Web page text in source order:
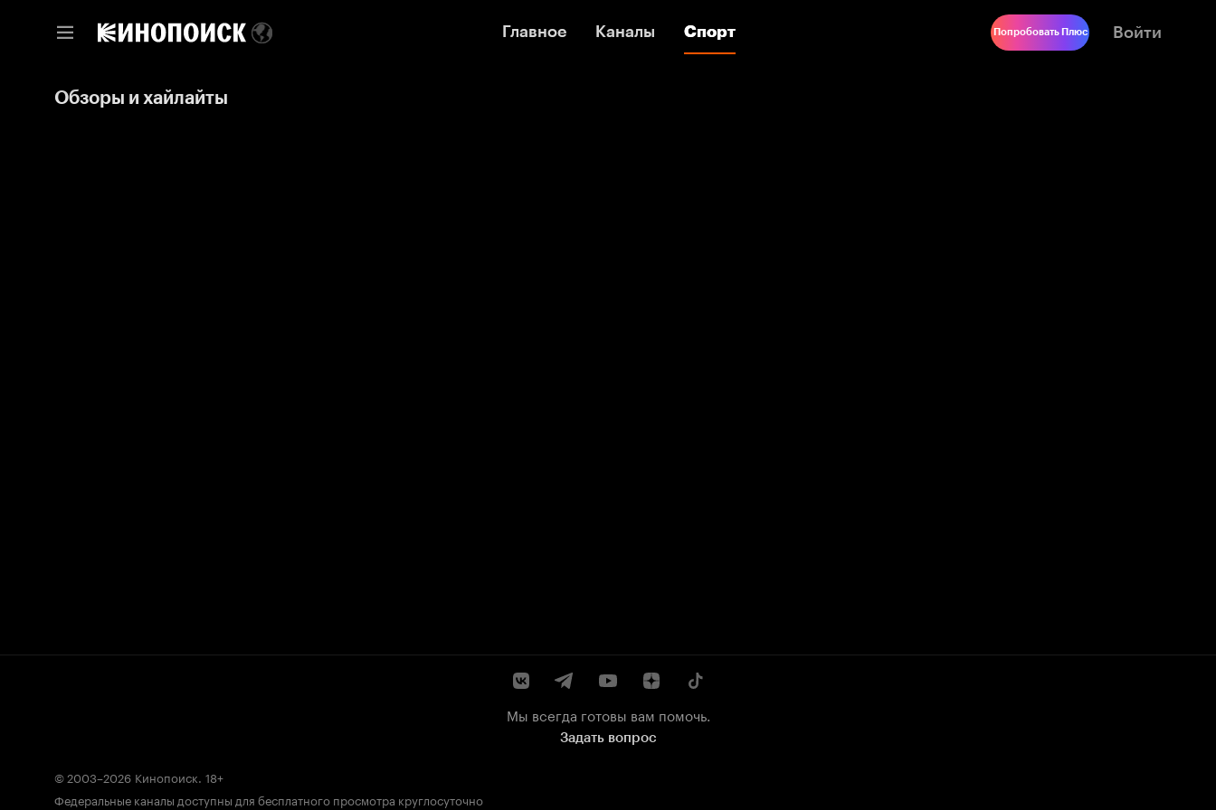
Главное Каналы Спорт
Главное Каналы Спорт Попробовать Плюс Войти
Обзоры и хайлайты
Мы всегда готовы вам помочь.
Задать вопрос
© 2003–2026 Кинопоиск. 18+
Федеральные каналы доступны для бесплатного просмотра круглосуточно